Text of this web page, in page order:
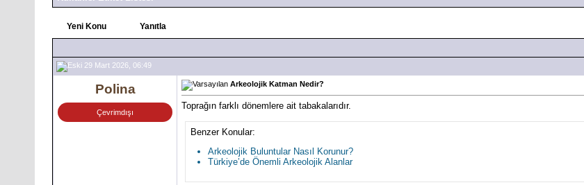
Yeni Konu Yanıtla
29 Mart 2026, 06:49
Polina
Çevrimdışı
Arkeolojik Katman Nedir?
Toprağın farklı dönemlere ait tabakalarıdır.
Benzer Konular:
Arkeolojik Buluntular Nasıl Korunur?
Türkiye’de Önemli Arkeolojik Alanlar